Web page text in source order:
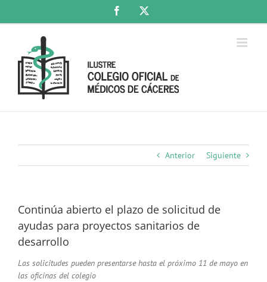
Facebook
Anterior Siguiente
Continúa abierto el plazo de solicitud de
ayudas para proyectos sanitarios de
desarrollo
Las solicitudes pueden presentarse hasta el próximo 11 de mayo en
las oficinas del colegio